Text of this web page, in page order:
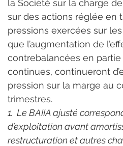
la Société sur la charge
sur des actions réglée en
pressions exercées sur
que l’augmentation de
contrebalancées en
continues, continueront
pression sur la marge au
trimestres.
1.  Le BAIIA ajusté
d’exploitation avant
restructuration et autres